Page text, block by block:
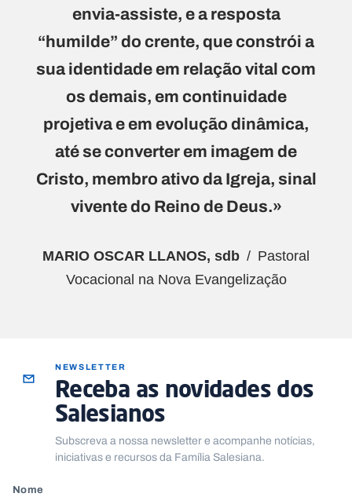
envia-assiste, e a resposta
“humilde” do crente, que constrói a
sua identidade em relação vital com
os demais, em continuidade
projetiva e em evolução dinâmica,
até se converter em imagem de
Cristo, membro ativo da Igreja, sinal
vivente do Reino de Deus.»
MARIO OSCAR LLANOS, sdb
Pastoral
Vocacional na Nova Evangelização
NEWSLETTER
Receba as novidades dos
Salesianos
Subscreva a nossa newsletter e acompanhe notícias,
iniciativas e recursos da Família Salesiana.
Nome